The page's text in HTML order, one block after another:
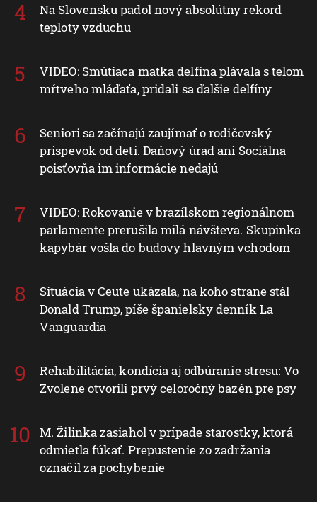
Na Slovensku padol nový absolútny rekord
teploty vzduchu
VIDEO: Smútiaca matka delfína plávala s telom
mŕtveho mláďaťa, pridali sa ďalšie delfíny
Seniori sa začínajú zaujímať o rodičovský
príspevok od detí. Daňový úrad ani Sociálna
poisťovňa im informácie nedajú
VIDEO: Rokovanie v brazílskom regionálnom
parlamente prerušila milá návšteva. Skupinka
kapybár vošla do budovy hlavným vchodom
Situácia v Ceute ukázala, na koho strane stál
Donald Trump, píše španielsky denník La
Vanguardia
Rehabilitácia, kondícia aj odbúranie stresu: Vo
Zvolene otvorili prvý celoročný bazén pre psy
M. Žilinka zasiahol v prípade starostky, ktorá
odmietla fúkať. Prepustenie zo zadržania
označil za pochybenie